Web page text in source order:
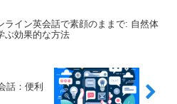
ライン英会話で素顔のままで: 自然体
ぶ効果的な方法
話：便利